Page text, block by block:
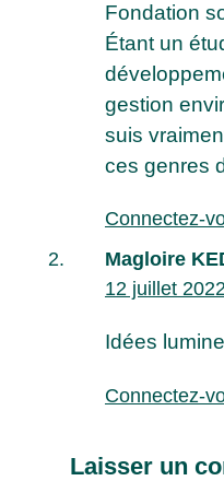
Fondation
Étant un
gestion
suis
ces genres
Connectez-
Magloire
12 juillet
Idées
Connectez-
Laisser un